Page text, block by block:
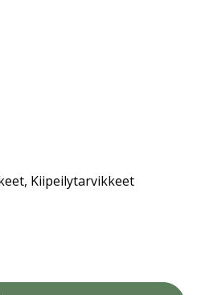
, Kiipeilytarvikkeet